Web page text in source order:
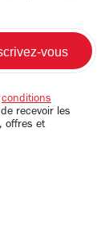
conditions
recevoir les
offres et